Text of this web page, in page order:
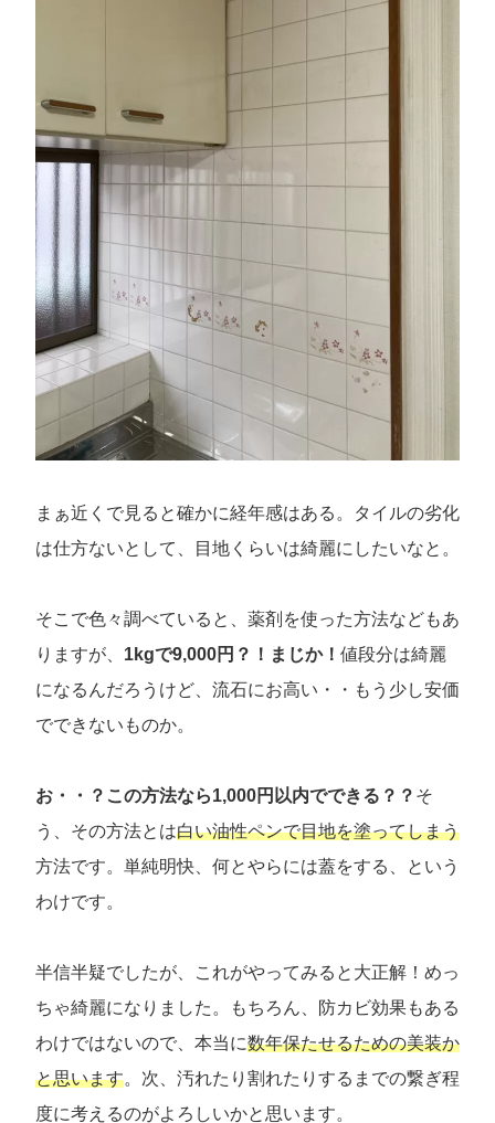
まぁ近くで見ると確かに経年感はある。タイルの劣化
は仕方ないとして、目地くらいは綺麗にしたいなと。
そこで色々調べていると、薬剤を使った方法などもあ
りますが、 1kgで9,000円？！まじか！ 値段分は綺麗
になるんだろうけど、流石にお高い・・もう少し安価
でできないものか。
お・・？この方法なら1,000円以内でできる？？ そ
う、その方法とは白い油性ペンで目地を塗ってしまう
方法です。単純明快、何とやらには蓋をする、という
わけです。
半信半疑でしたが、これがやってみると大正解！めっ
ちゃ綺麗になりました。もちろん、防カビ効果もある
わけではないので、本当に数年保たせるための美装か
と思います。次、汚れたり割れたりするまでの繋ぎ程
度に考えるのがよろしいかと思います。